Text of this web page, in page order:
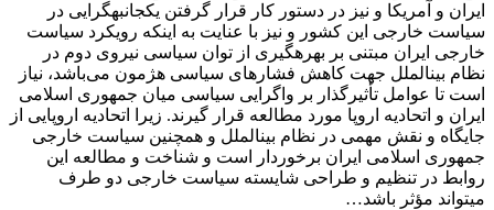
ایران و آمریکا و نیز در دستور کار قرار گرفتن یکجانبه‏گرایی در
سیاست خارجی این کشور و نیز با عنایت به اینکه رویکرد سیاست
خارجی ایران مبتنی بر بهره‏گیری از توان سیاسی نیروی دوم در
نظام بین‏الملل جهت کاهش فشارهای سیاسی هژمون می‌باشد، نیاز
است تا عوامل تأثیرگذار بر واگرایی سیاسی میان جمهوری اسلامی
ایران و اتحادیه اروپا مورد مطالعه قرار گیرند. زیرا اتحادیه اروپایی از
جایگاه و نقش مهمی در نظام بین‏الملل و همچنین سیاست خارجی
جمهوری اسلامی ایران برخوردار است و شناخت و مطالعه این
روابط در تنظیم و طراحی شایسته سیاست خارجی دو طرف
می‏تواند مؤثر باشد…